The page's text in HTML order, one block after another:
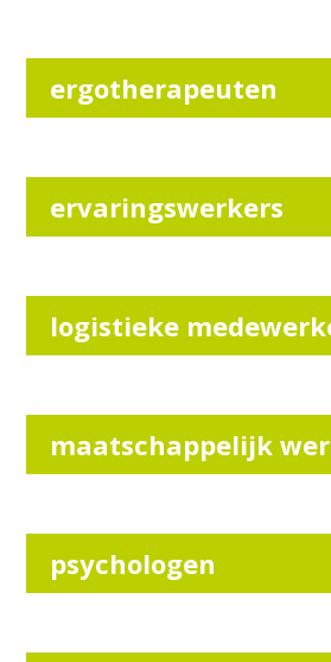
ergotherapeuten
ervaringswerkers
logistieke
maatschappelijk
psychologen